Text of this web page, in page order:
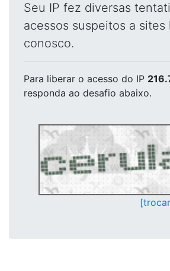
Seu IP fez diversas
acessos suspeitos a sites
conosco.
Para liberar o acesso do IP
responda ao desafio abaixo.